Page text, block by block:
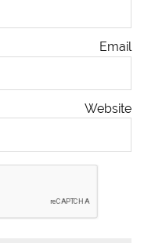
Email
Website